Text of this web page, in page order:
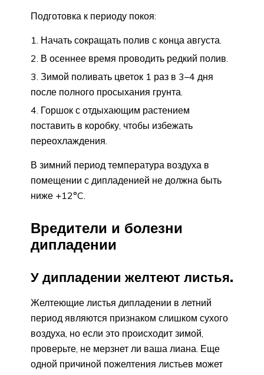
Подготовка к периоду покоя:
Начать сокращать полив с конца августа.
В осеннее время проводить редкий полив.
Зимой поливать цветок 1 раз в 3–4 дня
после полного просыхания грунта.
Горшок с отдыхающим растением
поставить в коробку, чтобы избежать
переохлаждения.
В зимний период температура воздуха в
помещении с дипладенией не должна быть
ниже +12°C.
Вредители и болезни
дипладении
У дипладении желтеют листья.
Желтеющие листья дипладении в летний
период являются признаком слишком сухого
воздуха, но если это происходит зимой,
проверьте, не мерзнет ли ваша лиана. Еще
одной причиной пожелтения листьев может